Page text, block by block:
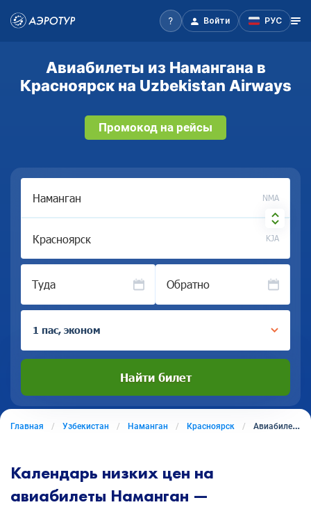
Войти РУС
Авиабилеты из Намангана в
Красноярск на Uzbekistan Airways
Промокод на рейсы
NMA
KJA
Туда Обратно
1 пас, эконом
Найти билет
Главная Узбекистан Наманган Красноярск Авиабилеты из Намангана в Красноярск
Календарь низких цен на
авиабилеты Наманган —